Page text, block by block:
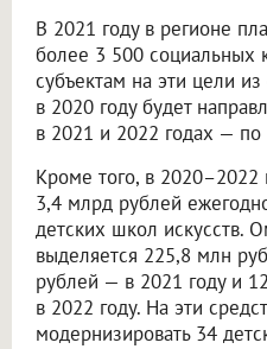
В 2021 году в регионе
более 3 500 социальных
субъектам на эти цели
в 2020 году будет
в 2021 и 2022 годах —
Кроме того, в 2020–2022
3,4 млрд рублей
детских школ искусств.
выделяется 225,8 млн
рублей — в 2021 году и
в 2022 году. На эти
модернизировать 34